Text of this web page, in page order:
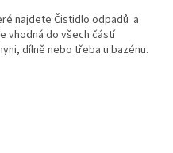
najdete Čistidlo odpadů a
vhodná do všech částí
dílně nebo třeba u bazénu.